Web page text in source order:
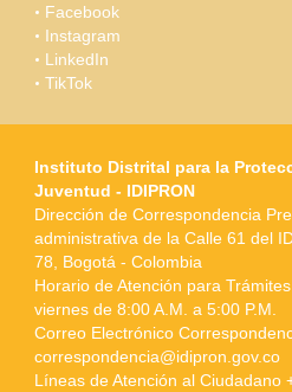
Facebook
Instagram
LinkedIn
TikTok
Instituto Distrital para la
Juventud - IDIPRON
Dirección de Correspondencia
administrativa de la Calle 61 del
78, Bogotá - Colombia
Horario de Atención para
viernes de 8:00 A.M. a 5:00 P.M.
Correo Electrónico
correspondencia@idipron.gov.co
Líneas de Atención al Ciudadano